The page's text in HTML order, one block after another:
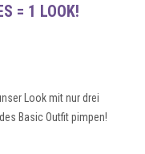
= 1 LOOK!
Look mit nur drei
Basic Outfit pimpen!